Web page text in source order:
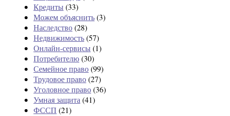
Кредиты(33)
Можем объяснить(3)
Наследство(28)
Недвижимость(57)
Онлайн-сервисы(1)
Потребителю(30)
Семейное право(99)
Трудовое право(27)
Уголовное право(36)
Умная защита(41)
ФССП (21)